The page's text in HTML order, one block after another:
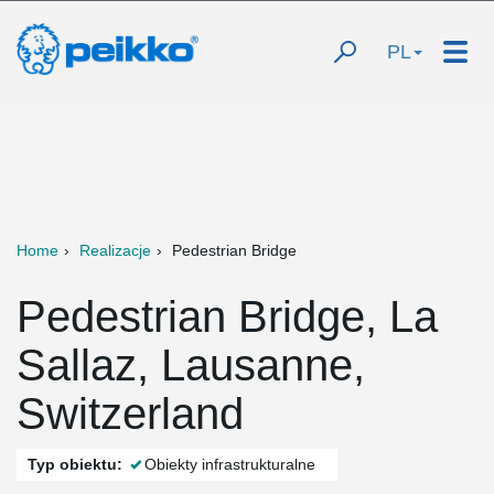
PL
Home Realizacje Pedestrian Bridge
Pedestrian Bridge, La
Sallaz, Lausanne,
Switzerland
Typ obiektu: Obiekty infrastrukturalne